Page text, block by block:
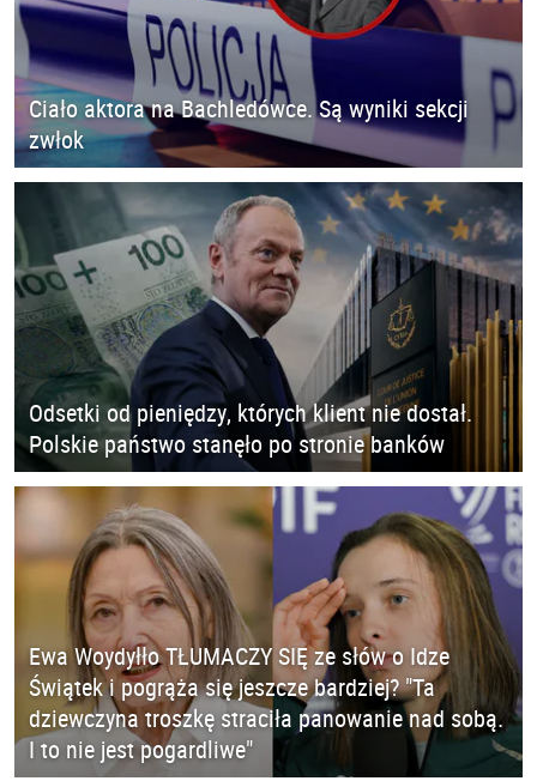
Ciało aktora na Bachledówce. Są wyniki sekcji
zwłok
Odsetki od pieniędzy, których klient nie dostał.
Polskie państwo stanęło po stronie banków
Ewa Woydyłło TŁUMACZY SIĘ ze słów o Idze
Świątek i pogrąża się jeszcze bardziej? "Ta
dziewczyna troszkę straciła panowanie nad sobą.
I to nie jest pogardliwe"